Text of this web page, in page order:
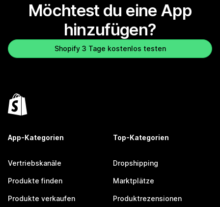
Möchtest du eine App
hinzufügen?
Shopify 3 Tage kostenlos testen
App-Kategorien
Vertriebskanäle
Produkte finden
Produkte verkaufen
Top-Kategorien
Dropshipping
Marktplätze
Produktrezensionen